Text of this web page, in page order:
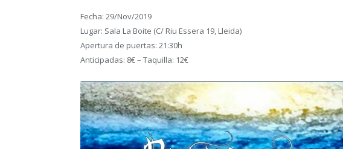
Fecha: 29/Nov/2019
Lugar: Sala La Boite (C/ Riu Essera 19, Lleida)
Apertura de puertas: 21:30h
Anticipadas: 8€ – Taquilla: 12€